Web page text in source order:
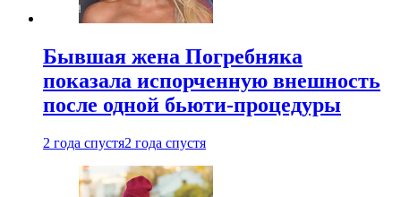
Бывшая жена Погребняка
показала испорченную внешность
после одной бьюти-процедуры
2 года спустя2 года спустя